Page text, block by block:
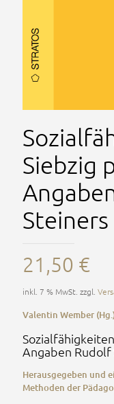
Siebzig
Steiners
21,50 €
inkl. 7 % MwSt. zzgl.
Valentin Wember
Angaben Rudolf
Herausgegeben und
Methoden der